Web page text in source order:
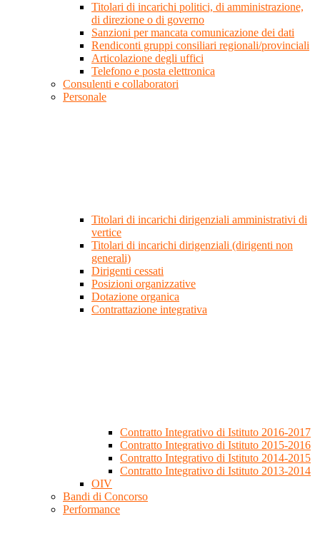
Titolari di incarichi politici, di amministrazione,
di direzione o di governo
Sanzioni per mancata comunicazione dei dati
Rendiconti gruppi consiliari regionali/provinciali
Articolazione degli uffici
Telefono e posta elettronica
Consulenti e collaboratori
Personale
Titolari di incarichi dirigenziali amministrativi di
vertice
Titolari di incarichi dirigenziali (dirigenti non
generali)
Dirigenti cessati
Posizioni organizzative
Dotazione organica
Contrattazione integrativa
Contratto Integrativo di Istituto 2016-2017
Contratto Integrativo di Istituto 2015-2016
Contratto Integrativo di Istituto 2014-2015
Contratto Integrativo di Istituto 2013-2014
OIV
Bandi di Concorso
Performance